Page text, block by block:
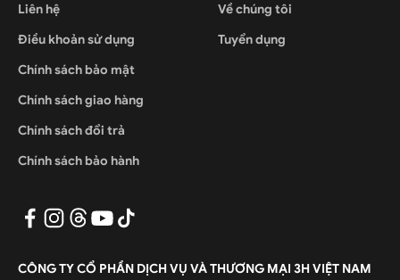
Liên hệ
Điều khoản sử dụng
Chính sách bảo mật
Chính sách giao hàng
Chính sách đổi trả
Chính sách bảo hành
Về chúng tôi
Tuyển dụng
CÔNG TY CỔ PHẦN DỊCH VỤ VÀ THƯƠNG MẠI 3H VIỆT NAM